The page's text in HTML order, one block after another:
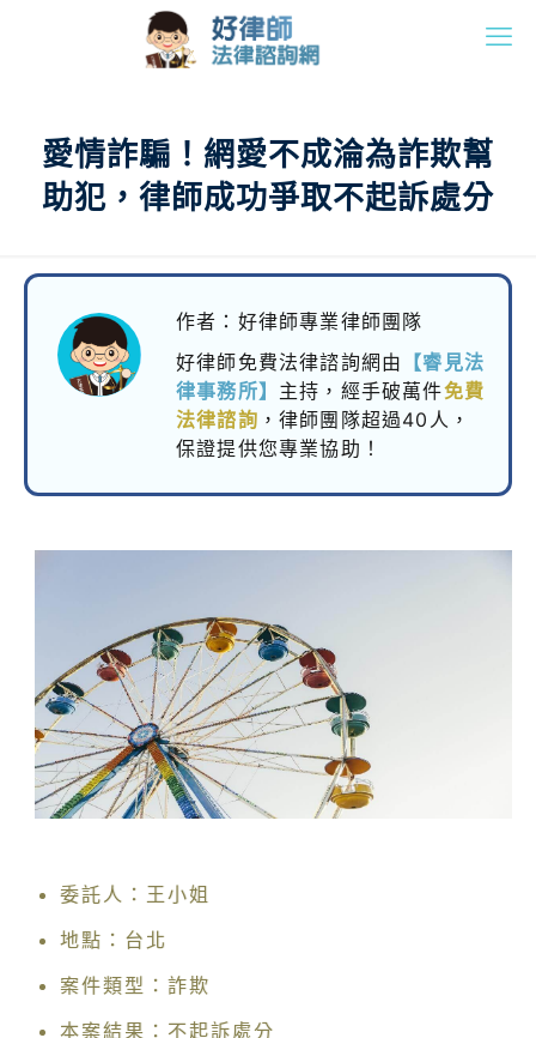
愛情詐騙！網愛不成淪為詐欺幫
助犯，律師成功爭取不起訴處分
作者：好律師專業律師團隊
好律師免費法律諮詢網由
【睿見法
律事務所】 主持， 經手破萬件免費
法律諮詢 ，律師團隊超過40人，
保證提供您專業協助！
委託人：王小姐
地點：台北
案件類型：詐欺
本案結果：不起訴處分